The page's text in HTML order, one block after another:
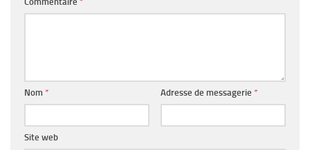
Nom * Adresse de messagerie *
Site web